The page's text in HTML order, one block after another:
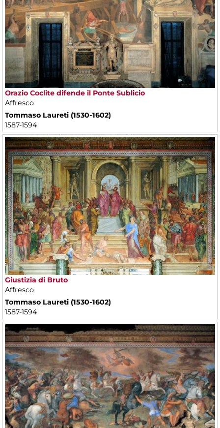
Orazio Coclite difende il Ponte Sublicio
Affresco
Tommaso Laureti (1530-1602)
1587-1594
Giustizia di Bruto
Affresco
Tommaso Laureti (1530-1602)
1587-1594